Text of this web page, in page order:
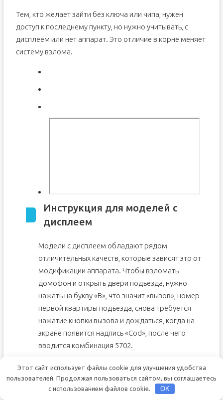
Тем, кто желает зайти без ключа или чипа, нужен
доступ к последнему пункту, но нужно учитывать, с
дисплеем или нет аппарат. Это отличие в корне меняет
систему взлома.
Инструкция для моделей с
дисплеем
Модели с дисплеем обладают рядом
отличительных качеств, которые зависят это от
модификации аппарата. Чтобы взломать
домофон и открыть двери подъезда, нужно
нажать на букву «В», что значит «вызов», номер
первой квартиры подъезда, снова требуется
нажатие кнопки вызова и дождаться, когда на
экране появится надпись «Соd», после чего
вводится комбинация 5702.
Если проникнуть в подъезд не удалось, можно
попробовать другую операцию. Для этого
нажимают последовательно:
Этот сайт использует файлы cookie для улучшения удобства
пользователей. Продолжая пользоваться сайтом, вы соглашаетесь
с использованием файлов cookie.
OK